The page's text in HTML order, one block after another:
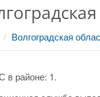
Волгоградская
в районе: 1.